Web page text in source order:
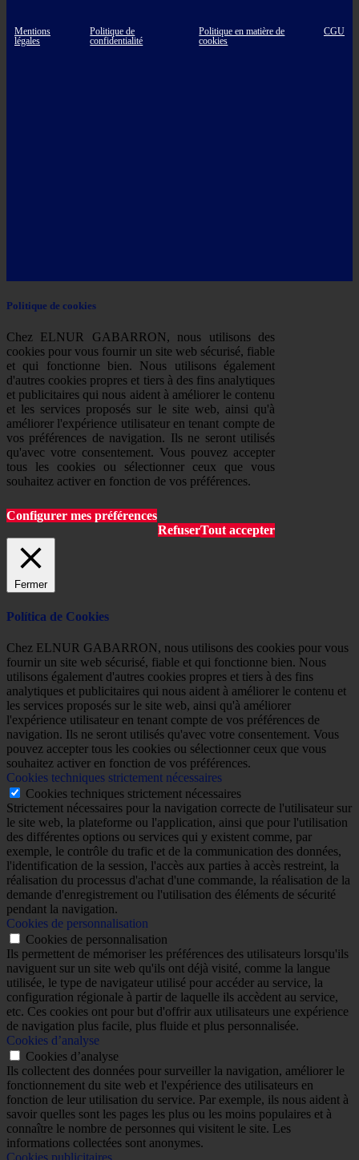
Mentions
légales
Politique de
confidentialité
Politique en matière de
cookies
CGU
Politique de cookies
Chez ELNUR GABARRON, nous utilisons des
cookies pour vous fournir un site web sécurisé, fiable
et qui fonctionne bien. Nous utilisons également
d'autres cookies propres et tiers à des fins analytiques
et publicitaires qui nous aident à améliorer le contenu
et les services proposés sur le site web, ainsi qu'à
améliorer l'expérience utilisateur en tenant compte de
vos préférences de navigation. Ils ne seront utilisés
qu'avec votre consentement. Vous pouvez accepter
tous les cookies ou sélectionner ceux que vous
souhaitez activer en fonction de vos préférences.
Configurer mes préférences
RefuserTout accepter
Fermer
Política de Cookies
Chez ELNUR GABARRON, nous utilisons des cookies pour vous
fournir un site web sécurisé, fiable et qui fonctionne bien. Nous
utilisons également d'autres cookies propres et tiers à des fins
analytiques et publicitaires qui nous aident à améliorer le contenu et
les services proposés sur le site web, ainsi qu'à améliorer
l'expérience utilisateur en tenant compte de vos préférences de
navigation. Ils ne seront utilisés qu'avec votre consentement. Vous
pouvez accepter tous les cookies ou sélectionner ceux que vous
souhaitez activer en fonction de vos préférences.
Cookies techniques strictement nécessaires
Cookies techniques strictement nécessaires
Strictement nécessaires pour la navigation correcte de l'utilisateur sur
le site web, la plateforme ou l'application, ainsi que pour l'utilisation
des différentes options ou services qui y existent comme, par
exemple, le contrôle du trafic et de la communication des données,
l'identification de la session, l'accès aux parties à accès restreint, la
réalisation du processus d'achat d'une commande, la réalisation de la
demande d'enregistrement ou l'utilisation des éléments de sécurité
pendant la navigation.
Cookies de personnalisation
Cookies de personnalisation
Ils permettent de mémoriser les préférences des utilisateurs lorsqu'ils
naviguent sur un site web qu'ils ont déjà visité, comme la langue
utilisée, le type de navigateur utilisé pour accéder au service, la
configuration régionale à partir de laquelle ils accèdent au service,
etc. Ces cookies ont pour but d'offrir aux utilisateurs une expérience
de navigation plus facile, plus fluide et plus personnalisée.
Cookies d’analyse
Cookies d’analyse
Ils collectent des données pour surveiller la navigation, améliorer le
fonctionnement du site web et l'expérience des utilisateurs en
fonction de leur utilisation du service. Par exemple, ils nous aident à
savoir quelles sont les pages les plus ou les moins populaires et à
connaître le nombre de personnes qui visitent le site. Les
informations collectées sont anonymes.